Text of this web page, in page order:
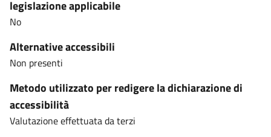
legislazione applicabile
No
Alternative accessibili
Non presenti
Metodo utilizzato per redigere la dichiarazione di
accessibilità
Valutazione effettuata da terzi